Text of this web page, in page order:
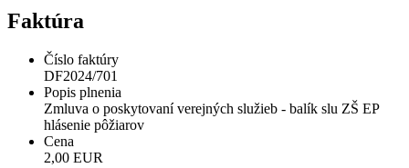
Faktúra
Číslo faktúry
DF2024/701
Popis plnenia
Zmluva o poskytovaní verejných služieb - balík slu ZŠ EP
hlásenie pôžiarov
Cena
2,00 EUR